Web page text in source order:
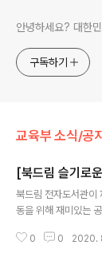
안녕하세요? 대한
구독하기
[북드림 슬기로
북드림 전자도서관이
동을 위해 재미있는
표현해 주세요! 북드
0 0 2020.